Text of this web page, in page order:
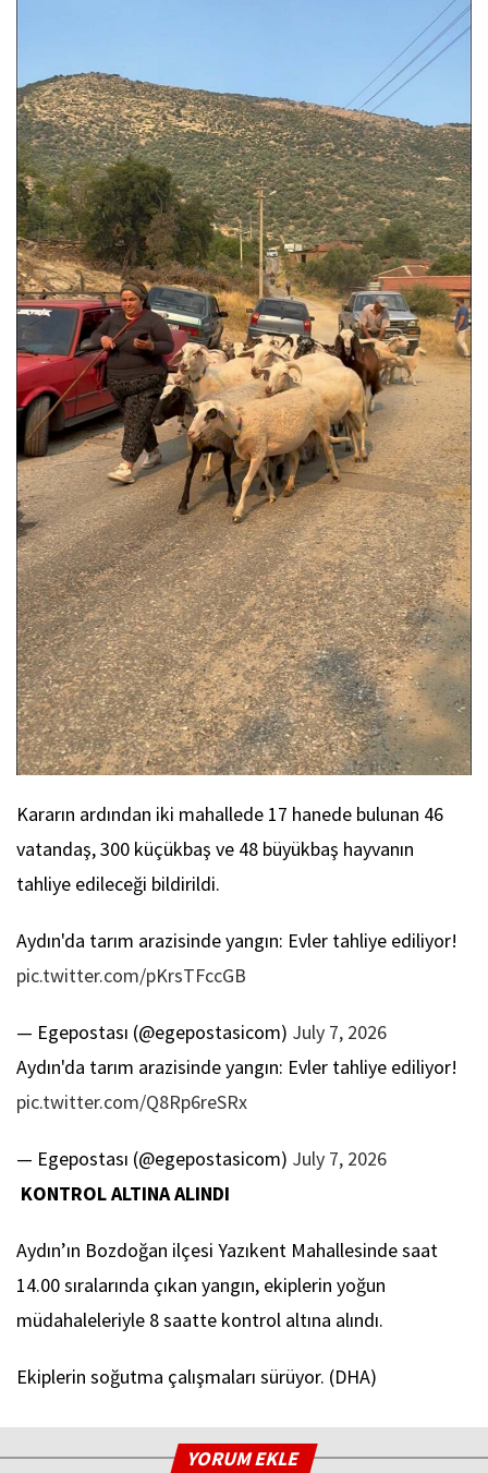
Kararın ardından iki mahallede 17 hanede bulunan 46
vatandaş, 300 küçükbaş ve 48 büyükbaş hayvanın
tahliye edileceği bildirildi.
Aydın'da tarım arazisinde yangın: Evler tahliye ediliyor!
pic.twitter.com/pKrsTFccGB
— Egepostası (@egepostasicom) July 7, 2026
Aydın'da tarım arazisinde yangın: Evler tahliye ediliyor!
pic.twitter.com/Q8Rp6reSRx
— Egepostası (@egepostasicom) July 7, 2026
KONTROL ALTINA ALINDI
Aydın’ın Bozdoğan ilçesi Yazıkent Mahallesinde saat
14.00 sıralarında çıkan yangın, ekiplerin yoğun
müdahaleleriyle 8 saatte kontrol altına alındı.
Ekiplerin soğutma çalışmaları sürüyor. (DHA)
YORUM EKLE